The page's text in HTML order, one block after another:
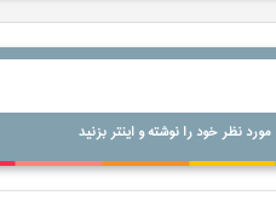
نظر خود را نوشته و اینتر بزنید